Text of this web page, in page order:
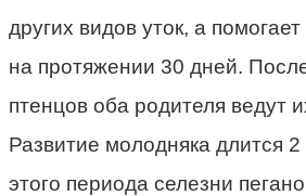
других видов уток, а
на протяжении 30 дней.
птенцов оба родителя ведут
Развитие молодняка длится
этого периода селезни